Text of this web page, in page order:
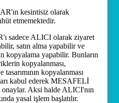
kesintisiz olarak
etmemektedir.
sadece ALICI olarak ziyaret
satın alma yapabilir ve
kopyalama yapabilir. Bunların
kopyalanması,
tasarımının kopyalanması
kabul ederek MESAFELİ
Aksi halde ALICI'nın
yasal işlem başlatılır.